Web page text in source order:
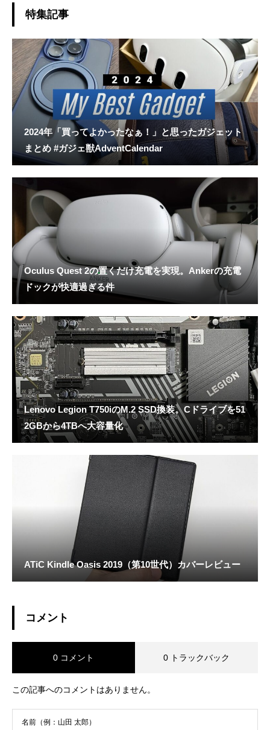
特集記事
2024年「買ってよかったなぁ！」と思ったガジェット
まとめ #ガジェ獣AdventCalendar
Oculus Quest 2の置くだけ充電を実現。Ankerの充電
ドックが快適過ぎる件
Lenovo Legion T750iのM.2 SSD換装。Cドライブを51
2GBから4TBへ大容量化
ATiC Kindle Oasis 2019（第10世代）カバーレビュー
コメント
0 コメント 0 トラックバック
この記事へのコメントはありません。
名前（例：山田 太郎）